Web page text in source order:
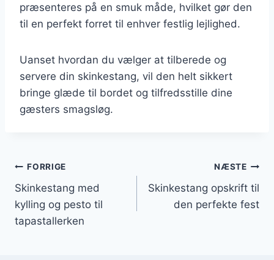
præsenteres på en smuk måde, hvilket gør den
til en perfekt forret til enhver festlig lejlighed.
Uanset hvordan du vælger at tilberede og
servere din skinkestang, vil den helt sikkert
bringe glæde til bordet og tilfredsstille dine
gæsters smagsløg.
Indlægsnavigation
FORRIGE
Skinkestang med
kylling og pesto til
tapastallerken
NÆSTE
Skinkestang opskrift til
den perfekte fest